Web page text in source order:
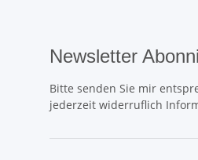
Newsletter
Bitte senden Sie mir
jederzeit widerruflich